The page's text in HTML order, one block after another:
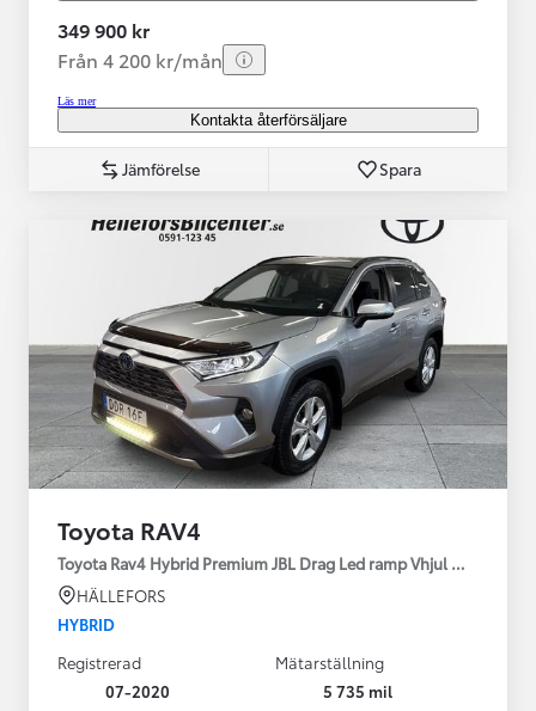
349 900 kr
Från 4 200 kr/mån
Läs mer
Kontakta återförsäljare
Jämförelse Spara
Toyota RAV4
Toyota Rav4 Hybrid Premium JBL Drag Led ramp Vhjul motorv
HÄLLEFORS
HYBRID
Registrerad
07-2020
Mätarställning
5 735 mil